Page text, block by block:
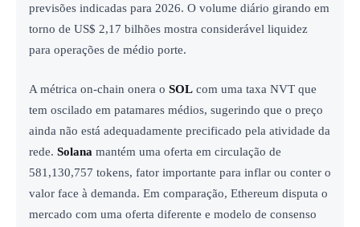
previsões indicadas para 2026. O volume diário girando em
torno de US$ 2,17 bilhões mostra considerável liquidez
para operações de médio porte.
A métrica on-chain onera o SOL com uma taxa NVT que
tem oscilado em patamares médios, sugerindo que o preço
ainda não está adequadamente precificado pela atividade da
rede. Solana mantém uma oferta em circulação de
581,130,757 tokens, fator importante para inflar ou conter o
valor face à demanda. Em comparação, Ethereum disputa o
mercado com uma oferta diferente e modelo de consenso